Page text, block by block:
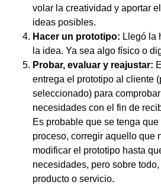
volar la creatividad y aportar
ideas posibles.
Hacer un prototipo: Llegó la
la idea. Ya sea algo físico o
Probar, evaluar y reajustar:
entrega el prototipo al cliente
seleccionado) para
necesidades con el fin de
Es probable que se tenga que
proceso, corregir aquello que
modificar el prototipo hasta
necesidades, pero sobre
producto o servicio.